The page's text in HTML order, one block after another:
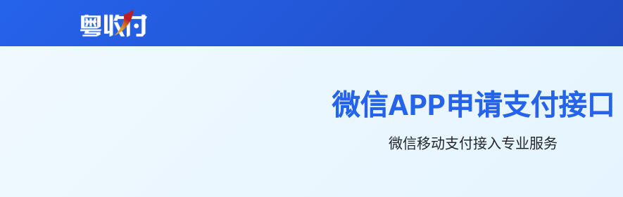
微信APP申请支付接口
微信移动支付接入专业服务